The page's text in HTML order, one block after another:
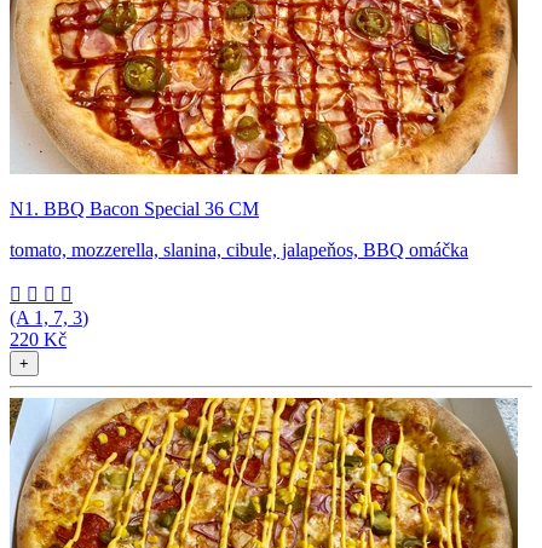
N1. BBQ Bacon Special 36 CM
tomato, mozzerella, slanina, cibule, jalapeňos, BBQ omáčka
   
(A 1, 7, 3)
220 Kč
+